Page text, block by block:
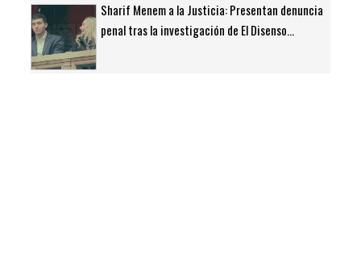
Sharif Menem a la Justicia: Presentan denuncia
penal tras la investigación de El Disenso...